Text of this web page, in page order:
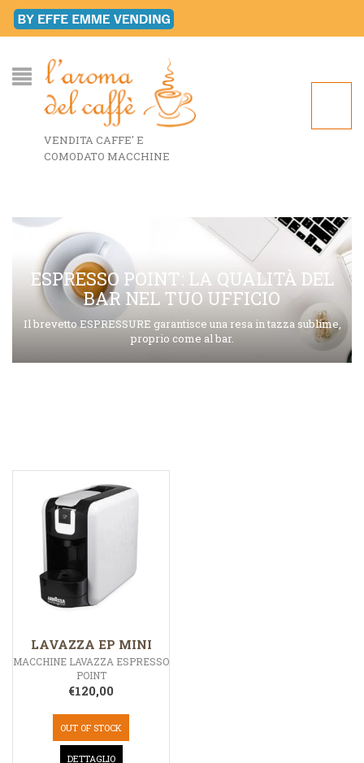
VENDITA CAFFE' E
COMODATO MACCHINE
ESPRESSO POINT: LA QUALITÀ DEL
BAR NEL TUO UFFICIO
Il brevetto ESPRESSURE garantisce una resa in tazza sublime,
proprio come al bar.
LAVAZZA EP MINI
MACCHINE LAVAZZA ESPRESSO
POINT
€120,00
OUT OF STOCK
DETTAGLIO